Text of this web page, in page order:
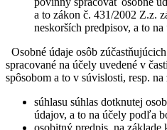
a to zákon č. 431/2002 Z.z.
neskorších predpisov, a to
Osobné údaje osôb
spracované na účely uvedené v
spôsobom a to v súvislosti, resp. na
súhlasu súhlas dotknutej
údajov, a to na účely podľa